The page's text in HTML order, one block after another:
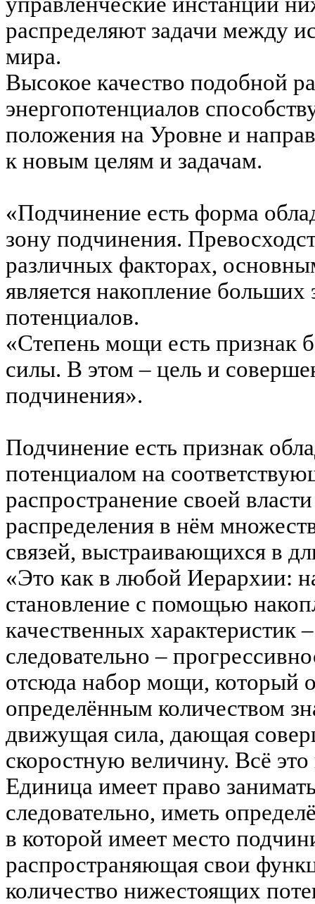
распределяют задачи между
мира.
Высокое качество подобной
энергопотенциалов
положения на Уровне и
к новым целям и задачам.
«Подчинение есть форма
зону подчинения.
различных факторах,
является накопление больших
потенциалов.
«Степень мощи есть
силы. В этом – цель и
подчинения».
Подчинение есть признак
потенциалом на
распространение своей
распределения в нём
связей, выстраивающихся в
«Это как в любой Иерархии:
становление с помощью
качественных характеристик
следовательно –
отсюда набор мощи, который
определённым количеством
движущая сила, дающая
скоростную величину. Всё
Единица имеет право
следовательно, иметь
в которой имеет место
распространяющая свои
количество нижестоящих